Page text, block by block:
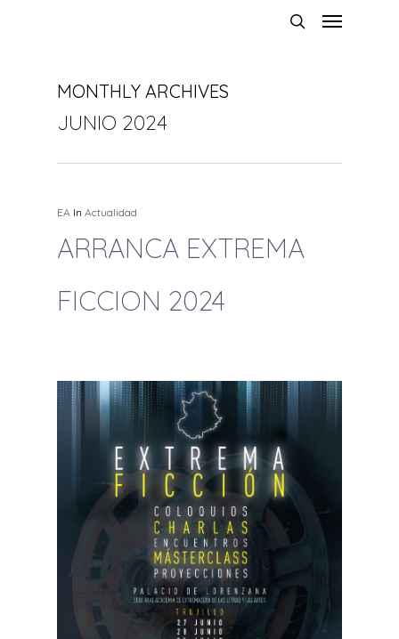
MONTHLY ARCHIVES
JUNIO 2024
EA In Actualidad
ARRANCA EXTREMA
FICCION 2024